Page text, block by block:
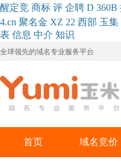
醒定竞 商标 评 企聘 D 360B
4.cn 聚名金 XZ 22 西部 玉集
表 信息 中介 知识